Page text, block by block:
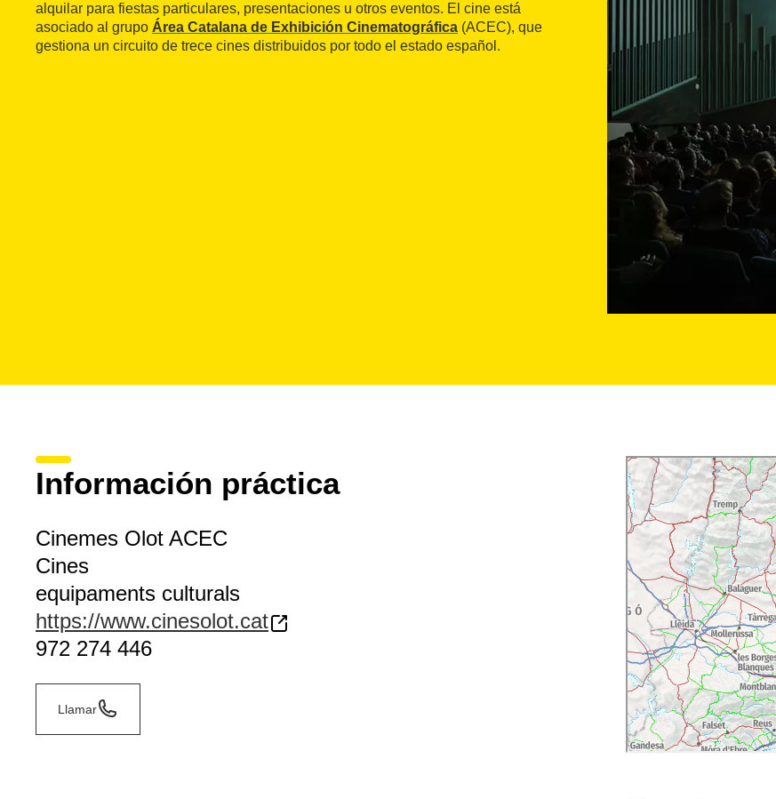
alquilar para fiestas particulares, presentaciones u otros eventos. El cine está
asociado al grupo Área Catalana de Exhibición Cinematográfica (ACEC), que
gestiona un circuito de trece cines distribuidos por todo el estado español.
Información práctica
Cinemes Olot ACEC
Cines
equipaments culturals
https://www.cinesolot.cat
972 274 446
Llamar